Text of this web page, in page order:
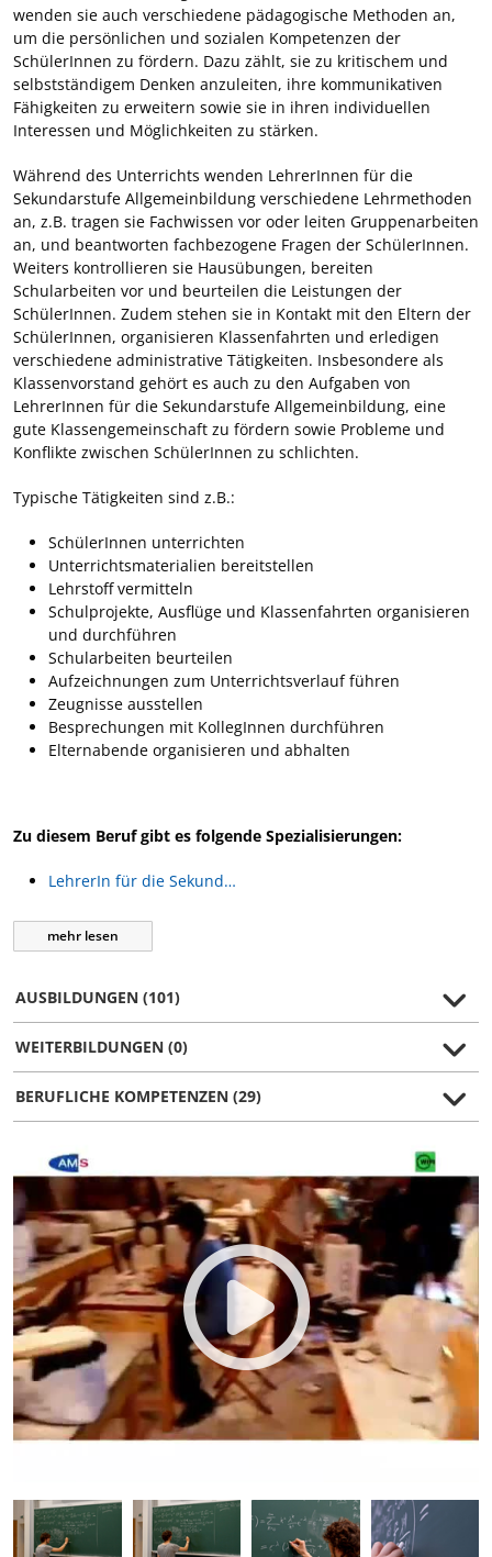
wenden sie auch verschiedene pädagogische Methoden an,
um die persönlichen und sozialen Kompetenzen der
SchülerInnen zu fördern. Dazu zählt, sie zu kritischem und
selbstständigem Denken anzuleiten, ihre kommunikativen
Fähigkeiten zu erweitern sowie sie in ihren individuellen
Interessen und Möglichkeiten zu stärken.
Während des Unterrichts wenden LehrerInnen für die
Sekundarstufe Allgemeinbildung verschiedene Lehrmethoden
an, z.B. tragen sie Fachwissen vor oder leiten Gruppenarbeiten
an, und beantworten fachbezogene Fragen der SchülerInnen.
Weiters kontrollieren sie Hausübungen, bereiten
Schularbeiten vor und beurteilen die Leistungen der
SchülerInnen. Zudem stehen sie in Kontakt mit den Eltern der
SchülerInnen, organisieren Klassenfahrten und erledigen
verschiedene administrative Tätigkeiten. Insbesondere als
Klassenvorstand gehört es auch zu den Aufgaben von
LehrerInnen für die Sekundarstufe Allgemeinbildung, eine
gute Klassengemeinschaft zu fördern sowie Probleme und
Konflikte zwischen SchülerInnen zu schlichten.
Typische Tätigkeiten sind z.B.:
SchülerInnen unterrichten
Unterrichtsmaterialien bereitstellen
Lehrstoff vermitteln
Schulprojekte, Ausflüge und Klassenfahrten organisieren
und durchführen
Schularbeiten beurteilen
Aufzeichnungen zum Unterrichtsverlauf führen
Zeugnisse ausstellen
Besprechungen mit KollegInnen durchführen
Elternabende organisieren und abhalten
Zu diesem Beruf gibt es folgende Spezialisierungen:
LehrerIn für die Sekund…
mehr lesen
AUSBILDUNGEN (101)
WEITERBILDUNGEN (0)
BERUFLICHE KOMPETENZEN (29)